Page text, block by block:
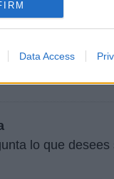
Data Access
lo que